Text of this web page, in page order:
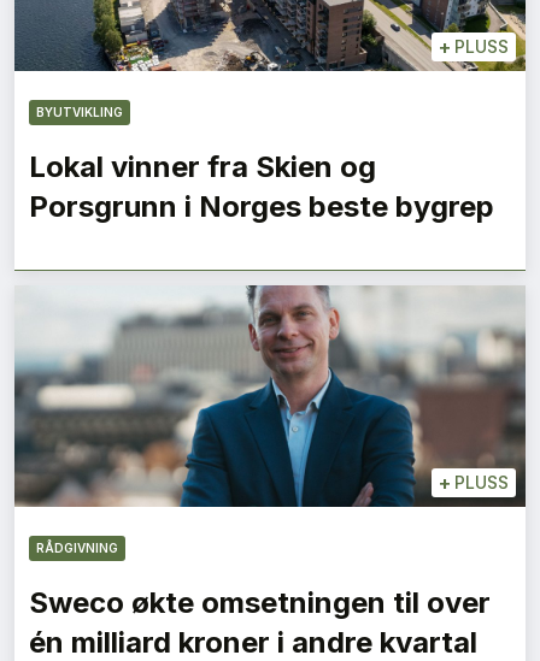
+ PLUSS
BYUTVIKLING
Lokal vinner fra Skien og
Porsgrunn i Norges beste bygrep
+ PLUSS
RÅDGIVNING
Sweco økte omsetningen til over
én milliard kroner i andre kvartal